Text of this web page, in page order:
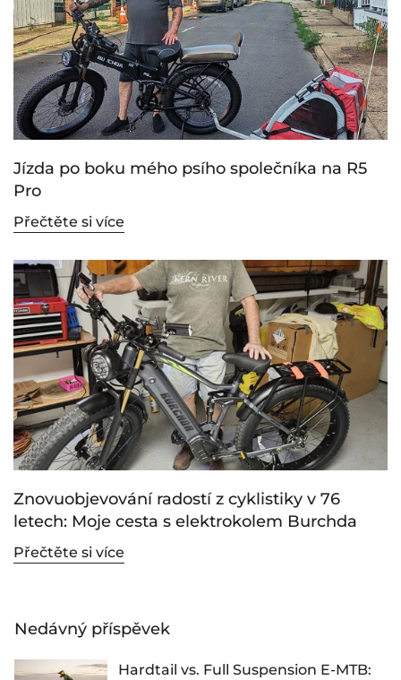
Jízda po boku mého psího společníka na R5
Pro
Přečtěte si více
Znovuobjevování radostí z cyklistiky v 76
letech: Moje cesta s elektrokolem Burchda
Přečtěte si více
Nedávný příspěvek
Hardtail vs. Full Suspension E-MTB: